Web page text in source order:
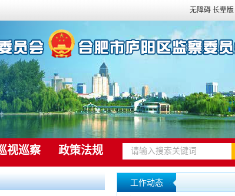
无障碍 长辈版
视巡察 政策法规
工作动态